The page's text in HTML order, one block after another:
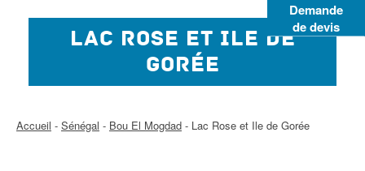
Demande
de devis
LAC ROSE ET ILE DE
GORÉE
Accueil - Sénégal - Bou El Mogdad - Lac Rose et Ile de Gorée